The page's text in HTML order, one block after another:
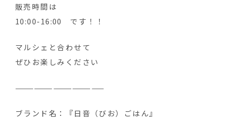
販売時間は
10:00-16:00 です！！
マルシェと合わせて
ぜひお楽しみください
——————————————
ブランド名：『日音（びお）ごはん』